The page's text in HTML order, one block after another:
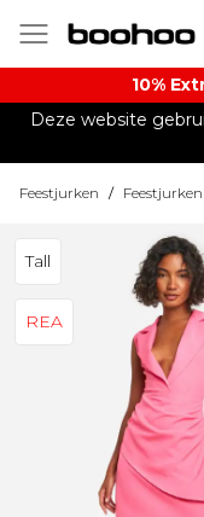
10%
Deze website
Feestjurken /
Tall
REA